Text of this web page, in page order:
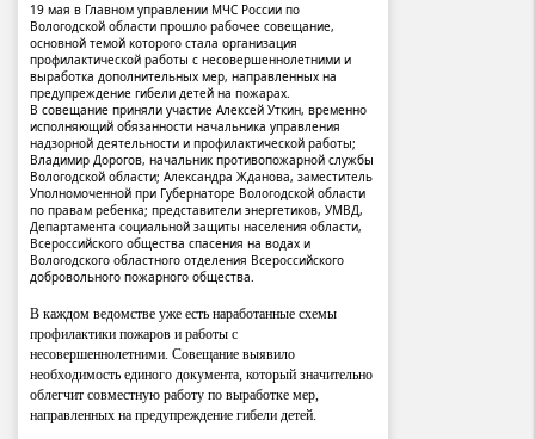
19 мая в Главном управлении МЧС России по
Вологодской области прошло рабочее совещание,
основной темой которого стала организация
профилактической работы с несовершеннолетними и
выработка дополнительных мер, направленных на
предупреждение гибели детей на пожарах.
В совещание приняли участие Алексей Уткин, временно
исполняющий обязанности начальника управления
надзорной деятельности и профилактической работы;
Владимир Дорогов, начальник противопожарной службы
Вологодской области; Александра Жданова, заместитель
Уполномоченной при Губернаторе Вологодской области
по правам ребенка; представители энергетиков, УМВД,
Департамента социальной защиты населения области,
Всероссийского общества спасения на водах и
Вологодского областного отделения Всероссийского
добровольного пожарного общества.
В каждом ведомстве уже есть наработанные схемы
профилактики пожаров и работы с
несовершеннолетними. Совещание выявило
необходимость единого документа, который значительно
облегчит совместную работу по выработке мер,
направленных на предупреждение гибели детей.